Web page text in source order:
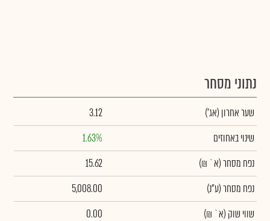
נתוני מסחר
שער אחרון (אג')
3.12
שינוי באחוזים
1.63%
נפח מסחר(א` ₪)
15.62
נפח מסחר(ע"נ)
5,008.00
שווי שוק (א` ₪) 0.00